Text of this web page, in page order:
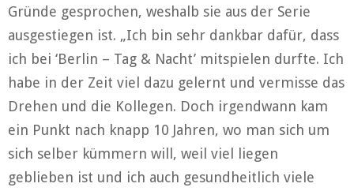
Gründe gesprochen, weshalb sie aus der Serie
ausgestiegen ist. „Ich bin sehr dankbar dafür, dass
ich bei ‘Berlin – Tag & Nacht’ mitspielen durfte. Ich
habe in der Zeit viel dazu gelernt und vermisse das
Drehen und die Kollegen. Doch irgendwann kam
ein Punkt nach knapp 10 Jahren, wo man sich um
sich selber kümmern will, weil viel liegen
geblieben ist und ich auch gesundheitlich viele